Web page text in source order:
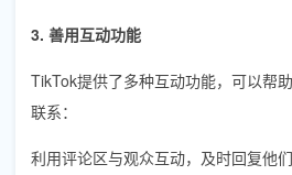
3. 善用互动功能
TikTok提供了多种互动功能，可以帮
联系：
利用评论区与观众互动，及时回复他们